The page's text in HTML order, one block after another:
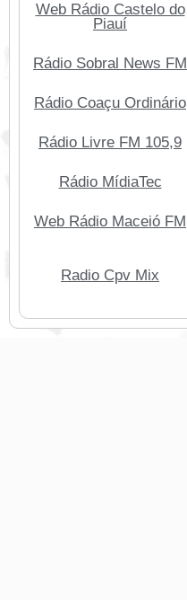
Web Rádio Castelo do
Piauí
Rádio Sobral News FM
Rádio Coaçu Ordinário
Rádio Livre FM 105,9
Rádio MídiaTec
Web Rádio Maceió FM
Radio Cpv Mix